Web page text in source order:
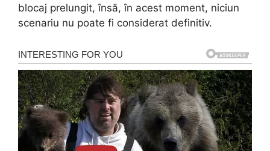
blocaj prelungit, însă, în acest moment, niciun
scenariu nu poate fi considerat definitiv.